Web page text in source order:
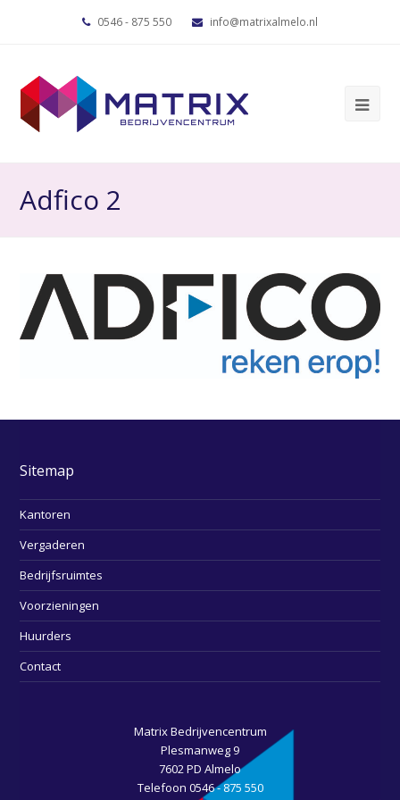
0546 - 875 550 info@matrixalmelo.nl
Adfico 2
Sitemap
Kantoren
Vergaderen
Bedrijfsruimtes
Voorzieningen
Huurders
Contact
Matrix Bedrijvencentrum
Plesmanweg 9
7602 PD Almelo
Telefoon 0546 - 875 550